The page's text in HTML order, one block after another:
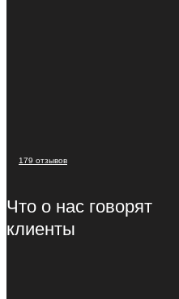
179 отзывов
Что о нас говорят
клиенты